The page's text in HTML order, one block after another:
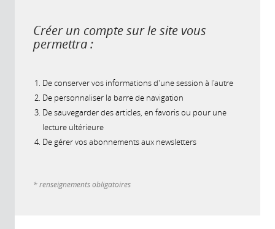
Créer un compte sur le site vous
permettra :
De conserver vos informations d'une session à l'autre
De personnaliser la barre de navigation
De sauvegarder des articles, en favoris ou pour une
lecture ultérieure
De gérer vos abonnements aux newsletters
* renseignements obligatoires